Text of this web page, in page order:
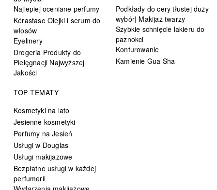
Najlepiej oceniane perfumy
Kérastase Olejki i serum do
włosów
Eyelinery
Drogeria Produkty do
Pielęgnacji Najwyższej
Jakości
Podkłady do cery tłustej duży
wybór| Makijaż twarzy
Szybkie schnięcie lakieru do
paznokci
Konturowanie
Kamienie Gua Sha
TOP TEMATY
Kosmetyki na lato
Jesienne kosmetyki
Perfumy na Jesień
Usługi w Douglas
Usługi makijażowe
Bezpłatne usługi w każdej
perfumerii